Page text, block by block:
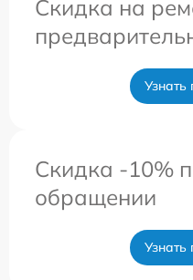
Скидка на
Узнать
Скидка -10%
обращении
Узнать